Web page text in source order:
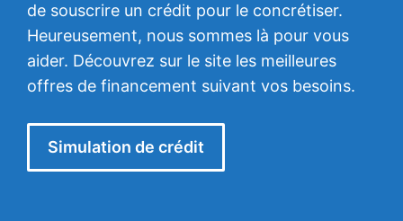
de souscrire un crédit pour le concrétiser.
Heureusement, nous sommes là pour vous
aider. Découvrez sur le site les meilleures
offres de financement suivant vos besoins.
Simulation de crédit